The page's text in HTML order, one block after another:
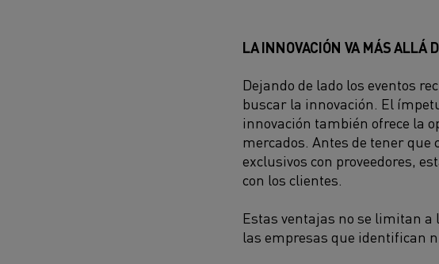
LA INNOVACIÓN VA MÁS ALLÁ
Dejando de lado los eventos
buscar la innovación. El
innovación también ofrece la
mercados. Antes de tener
exclusivos con proveedores,
con los clientes.
Estas ventajas no se limitan a
las empresas que identifican